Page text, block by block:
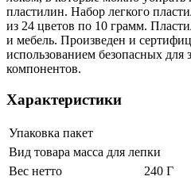
пластилин. Набор легкого
из 24 цветов по 10 грамм.
и мебель. Произведен и
использованием безопасных для
компонентов.
Характеристики
Упаковка пакет
Вид товара масса для лепки
Вес нетто
240 Г